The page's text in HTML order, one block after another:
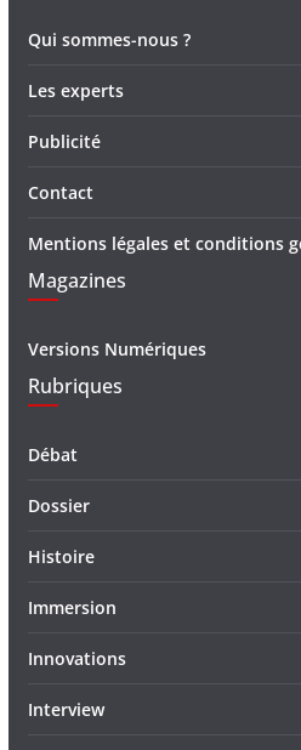
Qui sommes-nous ?
Les experts
Publicité
Contact
Mentions légales et conditions
Magazines
Versions Numériques
Rubriques
Débat
Dossier
Histoire
Immersion
Innovations
Interview